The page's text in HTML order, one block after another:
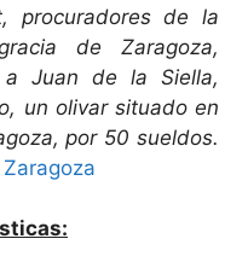
procuradores de la
de Zaragoza,
Juan de la Siella,
un olivar situado en
por 50 sueldos.